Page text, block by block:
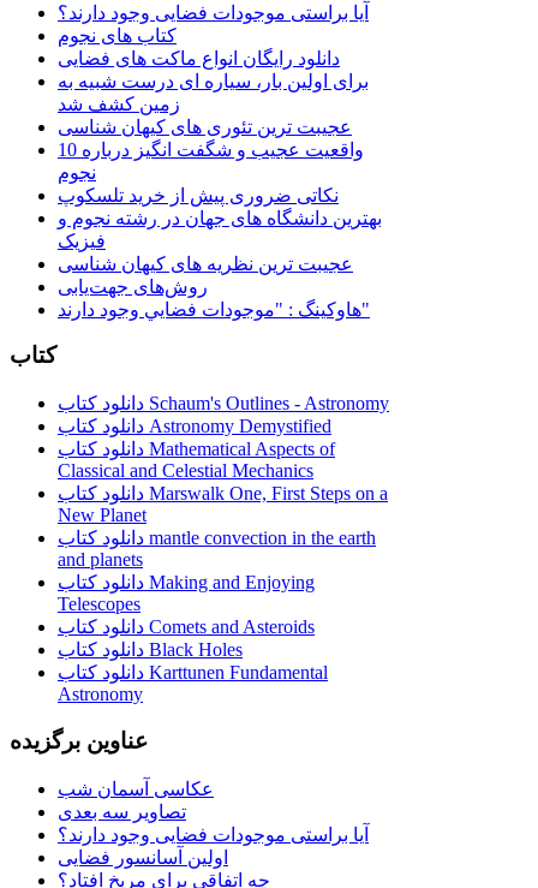
آیا براستی موجودات فضایی وجود دارند؟
کتاب های نجوم
دانلود رایگان انواع ماکت های فضایی
برای اولین بار، سیاره ای درست شبیه به
زمین کشف شد
عجیبت ترین تئوری های کیهان شناسی
10 واقعیت عجیب و شگفت انگیز درباره
نجوم
نکاتی ضروری پیش از خرید تلسکوپ
بهترین دانشگاه های جهان در رشته نجوم و
فیزیک
عجیبت ترین نظریه های کیهان شناسی
روش‌های جهت‌یابی
هاوكينگ : "موجودات فضايي وجود دارند"
کتاب
دانلود کتاب Schaum's Outlines - Astronomy
دانلود کتاب Astronomy Demystified
دانلود کتاب Mathematical Aspects of
Classical and Celestial Mechanics
دانلود کتاب Marswalk One, First Steps on a
New Planet
دانلود کتاب mantle convection in the earth
and planets
دانلود کتاب Making and Enjoying
Telescopes
دانلود کتاب Comets and Asteroids
دانلود کتاب Black Holes
دانلود کتاب Karttunen Fundamental
Astronomy
عناوین برگزیده
عکاسی آسمان شب
تصاویر سه بعدی
آیا براستی موجودات فضایی وجود دارند؟
اولین آسانسور فضایی
چه اتفاقی برای مریخ افتاد؟